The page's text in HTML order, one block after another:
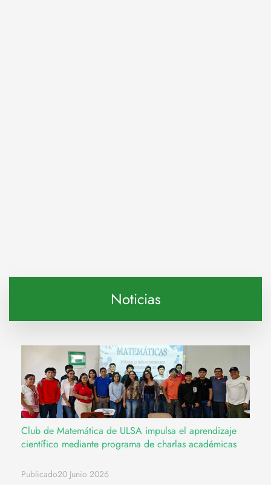
Noticias
Club de Matemática de ULSA impulsa el aprendizaje
científico mediante programa de charlas académicas
Publicado20 Junio 2026